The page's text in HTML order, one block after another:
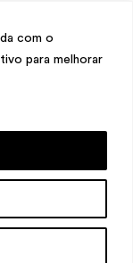
com o
para melhorar